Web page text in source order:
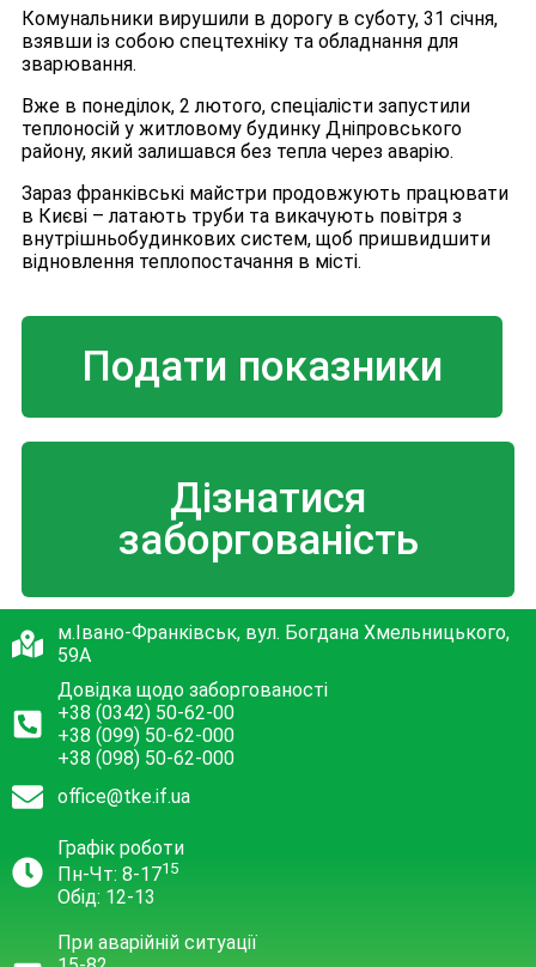
Комунальники вирушили в дорогу в суботу, 31 січня,
взявши із собою спецтехніку та обладнання для
зварювання.
Вже в понеділок, 2 лютого, спеціалісти запустили
теплоносій у житловому будинку Дніпровського
району, який залишався без тепла через аварію.
Зараз франківські майстри продовжують працювати
в Києві – латають труби та викачують повітря з
внутрішньобудинкових систем, щоб пришвидшити
відновлення теплопостачання в місті.
Подати показники
Дізнатися
заборгованість
м.Івано-Франківськ, вул. Богдана Хмельницького,
59А
Довідка щодо заборгованості
+38 (0342) 50-62-00
+38 (099) 50-62-000
+38 (098) 50-62-000
office@tke.if.ua
Графік роботи
Пн-Чт: 8-1715
Обід: 12-13
При аварійній ситуації